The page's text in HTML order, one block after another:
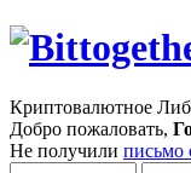
Криптовалютное
Добро пожаловать,
Не получили письмо